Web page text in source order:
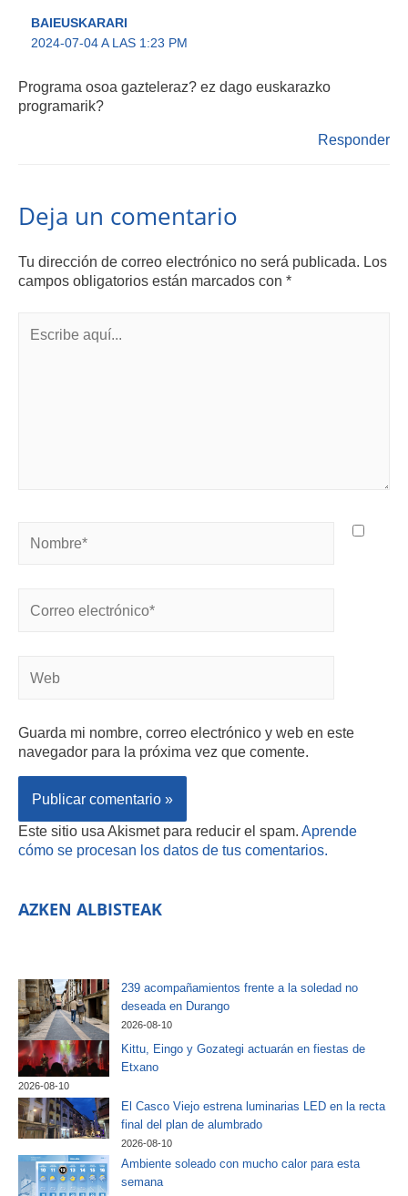
BAIEUSKARARI
2024-07-04 A LAS 1:23 PM
Programa osoa gazteleraz? ez dago euskarazko
programarik?
Responder
Deja un comentario
Tu dirección de correo electrónico no será publicada. Los
campos obligatorios están marcados con *
Guarda mi nombre, correo electrónico y web en este
navegador para la próxima vez que comente.
Este sitio usa Akismet para reducir el spam. Aprende
cómo se procesan los datos de tus comentarios.
AZKEN ALBISTEAK
239 acompañamientos frente a la soledad no
deseada en Durango
2026-08-10
Kittu, Eingo y Gozategi actuarán en fiestas de
Etxano
2026-08-10
El Casco Viejo estrena luminarias LED en la recta
final del plan de alumbrado
2026-08-10
Ambiente soleado con mucho calor para esta
semana